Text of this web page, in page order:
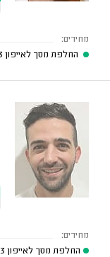
מחירים:
החלפת מסך לאייפון 13 פרו (מסך מקורי)
מחירים:
החלפת מסך לאייפון 13 פרו (מסך מקורי)